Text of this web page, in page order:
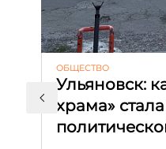
ОБЩЕСТВО
Ульяновск:
храма»